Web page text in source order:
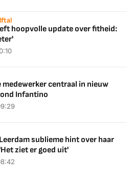
hoopvolle update over fitheid:
centraal in nieuw
Infantino
sublieme hint over haar
ziet er goed uit'